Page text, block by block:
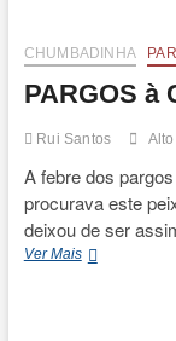
CHUMBADINHA
PARGOS à
Rui Santos
A febre dos
procurava este
deixou de ser
Ver MaisPARGOS